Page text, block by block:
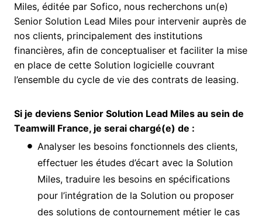
Miles, éditée par Sofico, nous recherchons un(e)
Senior Solution Lead Miles pour intervenir auprès de
nos clients, principalement des institutions
financières, afin de conceptualiser et faciliter la mise
en place de cette Solution logicielle couvrant
l’ensemble du cycle de vie des contrats de leasing.
Si je deviens Senior Solution Lead Miles au sein de
Teamwill France, je serai chargé(e) de :
Analyser les besoins fonctionnels des clients,
effectuer les études d’écart avec la Solution
Miles, traduire les besoins en spécifications
pour l’intégration de la Solution ou proposer
des solutions de contournement métier le cas